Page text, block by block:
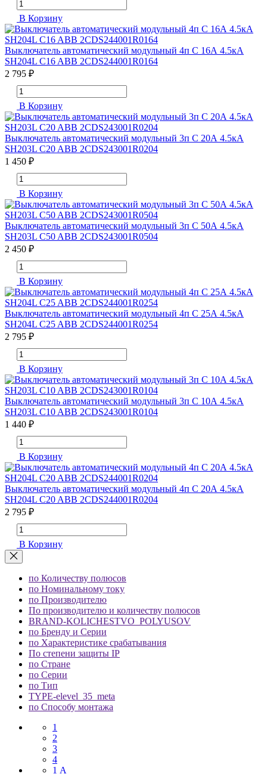
В Корзину
Выключатель автоматический модульный 4п C 16А 4.5кА
SH204L C16 ABB 2CDS244001R0164
2 795 ₽
В Корзину
Выключатель автоматический модульный 3п C 20А 4.5кА
SH203L C20 ABB 2CDS243001R0204
1 450 ₽
В Корзину
Выключатель автоматический модульный 3п C 50А 4.5кА
SH203L C50 ABB 2CDS243001R0504
2 450 ₽
В Корзину
Выключатель автоматический модульный 4п C 25А 4.5кА
SH204L C25 ABB 2CDS244001R0254
2 795 ₽
В Корзину
Выключатель автоматический модульный 3п C 10А 4.5кА
SH203L C10 ABB 2CDS243001R0104
1 440 ₽
В Корзину
Выключатель автоматический модульный 4п C 20А 4.5кА
SH204L C20 ABB 2CDS244001R0204
2 795 ₽
В Корзину
по Количеству полюсов
по Номинальному току
по Производителю
По производителю и количеству полюсов
BRAND-KOLICHESTVO_POLYUSOV
по Бренду и Серии
по Характеристике срабатывания
По степени защиты IP
по Стране
по Серии
по Тип
TYPE-elevel_35_meta
по Способу монтажа
1
2
3
4
1 А